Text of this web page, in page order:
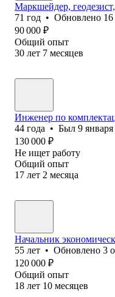
Маркшейдер,
71 год • Обновлено
90 000 ₽
Общий опыт
30 лет 7 месяцев
Инженер по
44 года • Был 9 января
130 000 ₽
Не ищет работу
Общий опыт
17 лет 2 месяца
Начальник
55 лет • Обновлено 3
120 000 ₽
Общий опыт
18 лет 10 месяцев